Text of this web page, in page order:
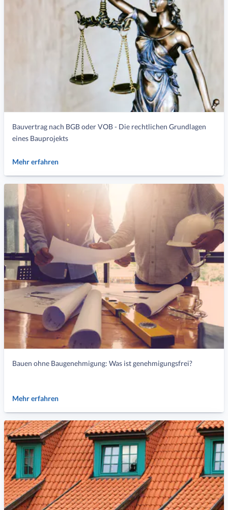
Bauvertrag nach BGB oder VOB - Die rechtlichen Grundlagen
eines Bauprojekts
Mehr erfahren
Bauen ohne Baugenehmigung: Was ist genehmigungsfrei?
Mehr erfahren